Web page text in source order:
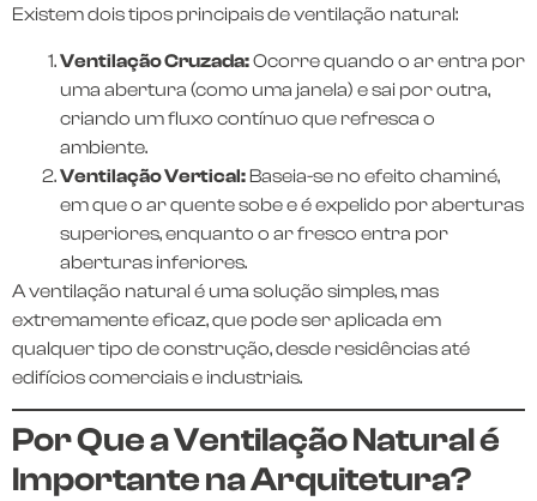
Existem dois tipos principais de ventilação natural:
Ventilação Cruzada:Ocorre quando o ar entra por
uma abertura (como uma janela) e sai por outra,
criando um fluxo contínuo que refresca o
ambiente.
Ventilação Vertical:Baseia-se no efeito chaminé,
em que o ar quente sobe e é expelido por aberturas
superiores, enquanto o ar fresco entra por
aberturas inferiores.
A ventilação natural é uma solução simples, mas
extremamente eficaz, que pode ser aplicada em
qualquer tipo de construção, desde residências até
edifícios comerciais e industriais.
Por Que a Ventilação Natural é
Importante na Arquitetura?